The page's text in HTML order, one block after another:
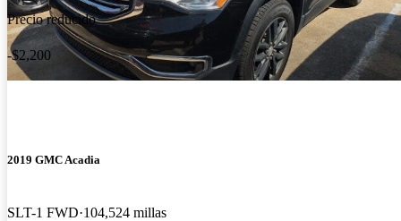
Precio reducido
-$2,200
2019 GMC Acadia
SLT-1 FWD 104,524 millas